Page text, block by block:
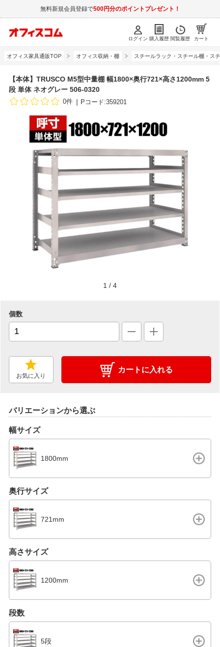
無料新規会員登録で500円分のポイントプレゼント！
ログイン 購入履歴 閲覧履歴 カート
オフィス家具通販TOP オフィス収納・棚 スチールラック・スチール棚・ス
【本体】TRUSCO M5型中量棚 幅1800×奥行721×高さ1200mm 5
段 単体 ネオグレー 506-0320
0件 Pコード:359201
1 / 4
個数
お気に入り
カートに入れる
バリエーションから選ぶ
幅サイズ
1800mm
奥行サイズ
721mm
高さサイズ
1200mm
段数
5段